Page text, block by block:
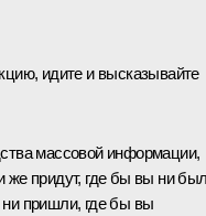
идите и высказывайте
массовой информации,
же придут, где бы вы ни
пришли, где бы вы